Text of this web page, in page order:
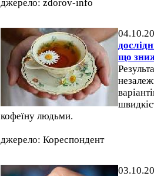
джерело: zdorov-info
що
кофеїну людьми.
джерело: Кореспондент